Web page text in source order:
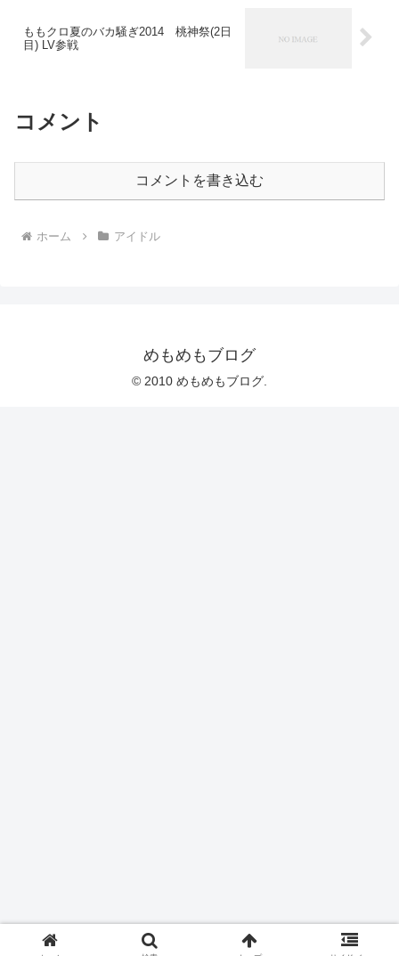
ももクロ夏のバカ騒ぎ2014 桃神祭(2日
目) LV参戦
コメント
コメントを書き込む
ホーム アイドル
めもめもブログ
© 2010 めもめもブログ.